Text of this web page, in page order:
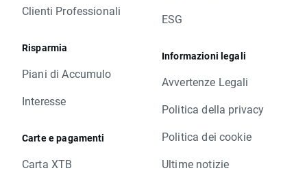
Clienti Professionali
Risparmia
Piani di Accumulo
Interesse
Carte e pagamenti
Carta XTB
ESG
Informazioni legali
Avvertenze Legali
Politica della privacy
Politica dei cookie
Ultime notizie